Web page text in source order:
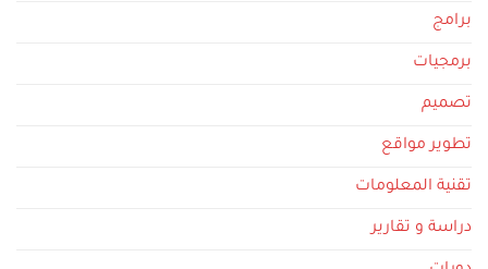
برامج
برمجيات
تصميم
تطوير مواقع
تقنية المعلومات
دراسة و تقارير